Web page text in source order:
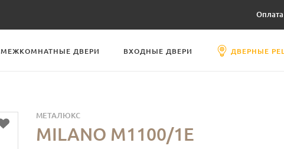
Оплата
МЕЖКОМНАТНЫЕ ДВЕРИ ВХОДНЫЕ ДВЕРИ ДВЕРНЫЕ
МЕТАЛЮКС
MILANO М1100/1E